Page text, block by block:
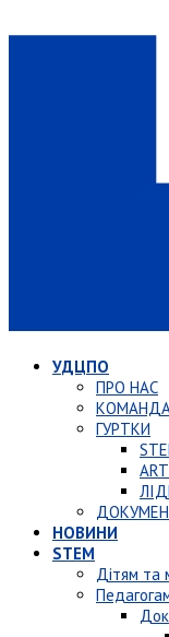
УДЦПО
ПРО НАС
ГУРТКИ
НОВИНИ
STEM
Дітям та